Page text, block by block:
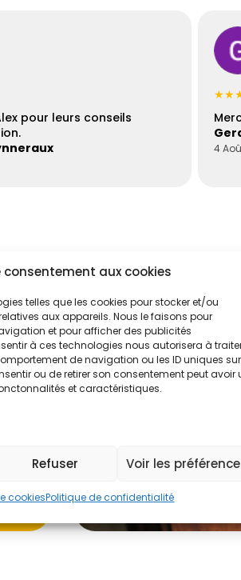
consentement aux cookies
telles que les cookies pour stocker et/ou
aux appareils. Nous le faisons pour
et pour afficher des publicités
à ces technologies nous autorisera à
de navigation ou les ID uniques sur
ou de retirer son consentement peut avoir
et caractéristiques.
Refuser Voir les
cookiesPolitique de confidentialité
pour leurs conseils
4